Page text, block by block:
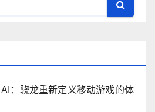
：骁龙重新定义移动游戏的体